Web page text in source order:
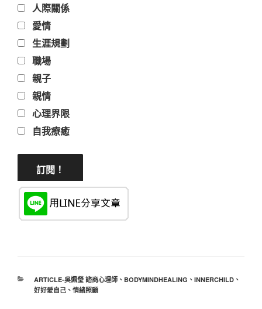
人際關係
愛情
生涯規劃
職場
親子
親情
心理界限
自我療癒
分
類
ARTICLE-吳姵瑩 諮商心理師、 BODYMINDHEALING 、 INNERCHILD、
好好愛自己、 情緒照顧